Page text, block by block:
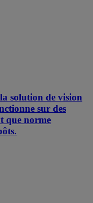
solution de vision
sur des
que norme